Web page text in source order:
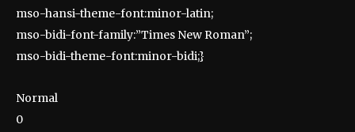
mso-hansi-theme-font:minor-latin;
mso-bidi-font-family:”Times New Roman”;
mso-bidi-theme-font:minor-bidi;}
Normal
0